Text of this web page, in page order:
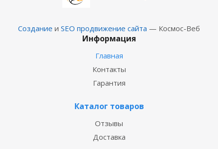
Создание и SEO продвижение сайта — Космос-Веб
Информация
Главная
Контакты
Гарантия
Каталог товаров
Отзывы
Доставка